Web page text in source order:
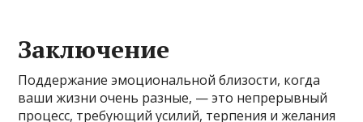
Заключение
Поддержание эмоциональной близости, когда
ваши жизни очень разные, — это непрерывный
процесс, требующий усилий, терпения и желания